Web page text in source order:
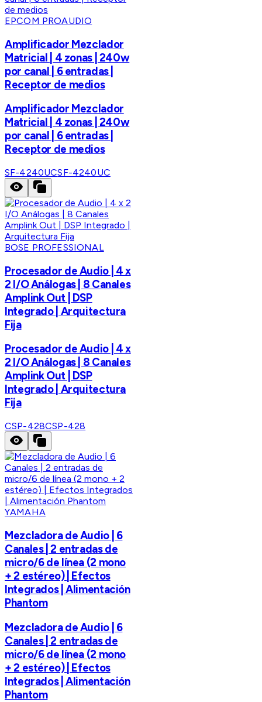
EPCOM PROAUDIO
Amplificador Mezclador
Matricial | 4 zonas | 240w
por canal | 6 entradas |
Receptor de medios
Amplificador Mezclador
Matricial | 4 zonas | 240w
por canal | 6 entradas |
Receptor de medios
SF-4240UCSF-4240UC
BOSE PROFESSIONAL
Procesador de Audio | 4 x
2 I/O Análogas | 8 Canales
Amplink Out | DSP
Integrado | Arquitectura
Fija
Procesador de Audio | 4 x
2 I/O Análogas | 8 Canales
Amplink Out | DSP
Integrado | Arquitectura
Fija
CSP-428CSP-428
YAMAHA
Mezcladora de Audio | 6
Canales | 2 entradas de
micro/6 de línea (2 mono
+ 2 estéreo) | Efectos
Integrados | Alimentación
Phantom
Mezcladora de Audio | 6
Canales | 2 entradas de
micro/6 de línea (2 mono
+ 2 estéreo) | Efectos
Integrados | Alimentación
Phantom